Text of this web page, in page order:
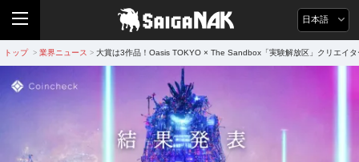
日本語
トップ > 業界ニュース > 大賞は3作品！Oasis TOKYO × The Sandbox「実験解放区」クリエイ